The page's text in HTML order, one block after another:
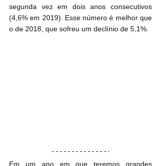
segunda vez em dois anos consecutivos
(4,6% em 2019). Esse número é melhor que
o de 2018, que sofreu um declínio de 5,1%.
Em um ano em que teremos grandes